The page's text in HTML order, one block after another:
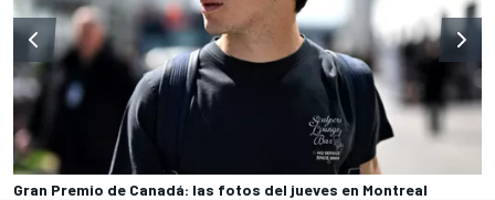
Gran Premio de Canadá: las fotos del jueves en Montreal